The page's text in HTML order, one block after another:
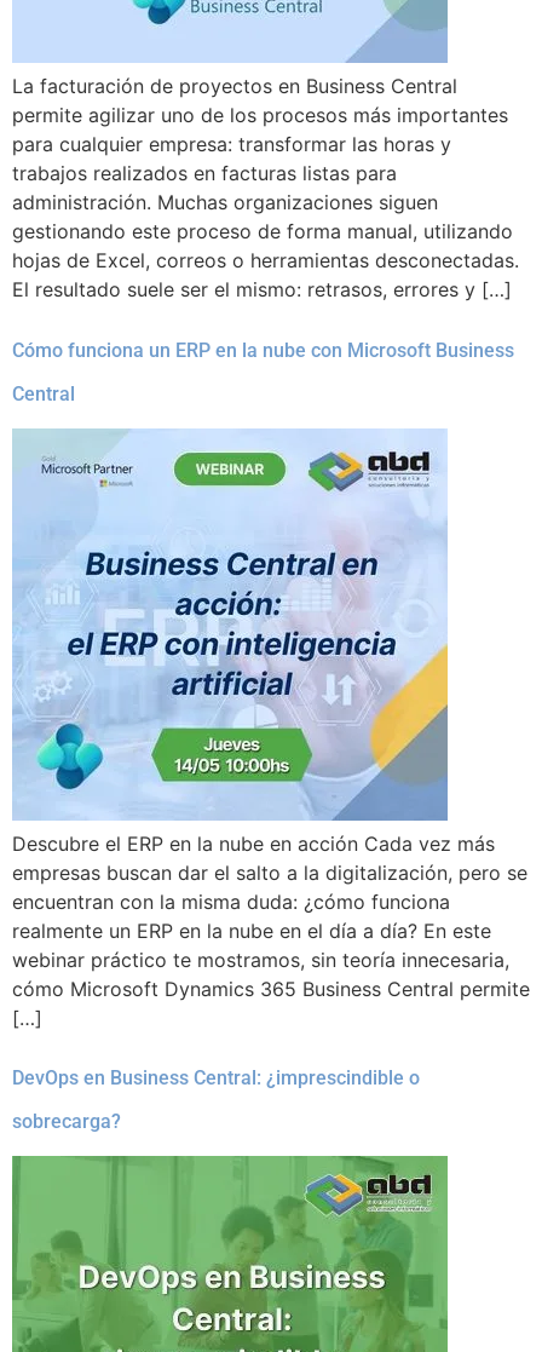
La facturación de proyectos en Business Central
permite agilizar uno de los procesos más importantes
para cualquier empresa: transformar las horas y
trabajos realizados en facturas listas para
administración. Muchas organizaciones siguen
gestionando este proceso de forma manual, utilizando
hojas de Excel, correos o herramientas desconectadas.
El resultado suele ser el mismo: retrasos, errores y […]
Cómo funciona un ERP en la nube con Microsoft Business
Central
Descubre el ERP en la nube en acción Cada vez más
empresas buscan dar el salto a la digitalización, pero se
encuentran con la misma duda: ¿cómo funciona
realmente un ERP en la nube en el día a día? En este
webinar práctico te mostramos, sin teoría innecesaria,
cómo Microsoft Dynamics 365 Business Central permite
[…]
DevOps en Business Central: ¿imprescindible o
sobrecarga?